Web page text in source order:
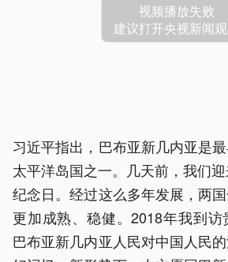
视频播放失败
建议打开央视新闻
习近平指出，巴布亚新几内亚是
太平洋岛国之一。几天前，我们
纪念日。经过这么多年发展，两
更加成熟、稳健。2018年我到
巴布亚新几内亚人民对中国人民